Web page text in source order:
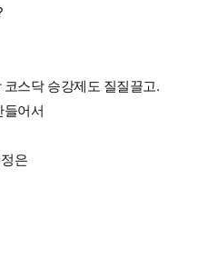
스닥 승강제도 질질끌고.
들어서
은